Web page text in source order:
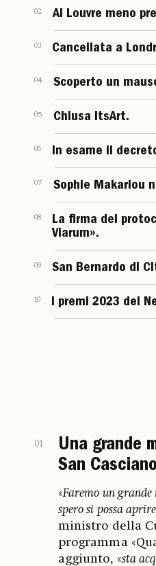
02 Al Louvre meno
03 Cancellata a
04 Scoperto un
05 Chiusa ItsArt.
06 In esame il
07 Sophie Makariou
08
La firma del
Viarum».
09 San Bernardo di
10 I premi 2023 del
01
Una grande
San
«Faremo un grande
spero si possa
ministro della
programma
aggiunto, «sta